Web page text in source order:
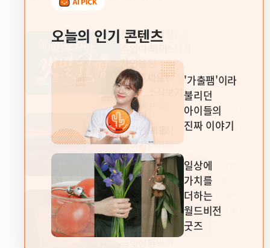
주인이 되어
자연을
지켜주세요!
🦀
당신이
몰랐던 서울
이야기
서울이
자립마을!?
한 아이의
꿈을 키우는
비전스토어
금빛현판⭐
오늘의 인기 콘텐츠
'가출팸'이라
불리던
아이들의
진짜 이야기
일상에
가치를
더하는
월드비전
씩씩한
된
아윤이
보고서
너머의
현장
이야기
자립마을
다이어리
✨
엄마의
갯벌 1평의
주인이 되어
자연을
지켜주세요!
🦀
당신이
몰랐던 서울
이야기
서울이
자립마을!?
한 아이의
꿈을 키우는
비전스토어
오늘의 인기 콘텐츠
'가출팸'이라
불리던
아이들의
진짜 이야기
일상에
가치를
더하는
월드비전
굿즈